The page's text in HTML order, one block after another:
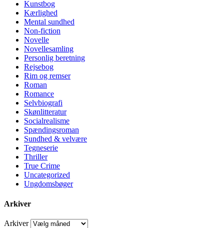
Kunstbog
Kærlighed
Mental sundhed
Non-fiction
Novelle
Novellesamling
Personlig beretning
Rejsebog
Rim og remser
Roman
Romance
Selvbiografi
Skønlitteratur
Socialrealisme
Spændingsroman
Sundhed & velvære
Tegneserie
Thriller
True Crime
Uncategorized
Ungdomsbøger
Arkiver
Arkiver